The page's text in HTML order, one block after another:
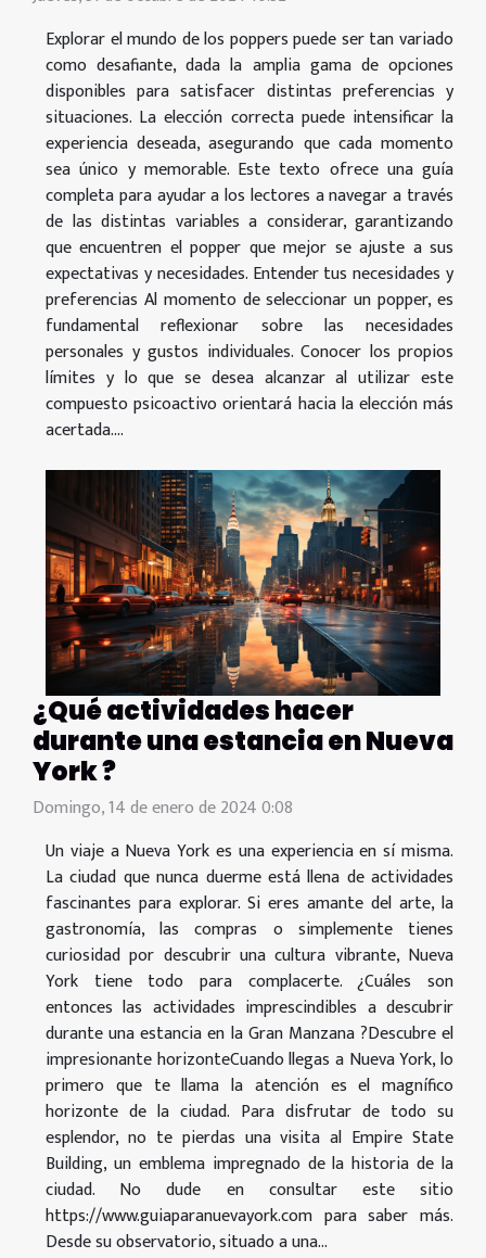
Explorar el mundo de los poppers puede ser tan variado
como desafiante, dada la amplia gama de opciones
disponibles para satisfacer distintas preferencias y
situaciones. La elección correcta puede intensificar la
experiencia deseada, asegurando que cada momento
sea único y memorable. Este texto ofrece una guía
completa para ayudar a los lectores a navegar a través
de las distintas variables a considerar, garantizando
que encuentren el popper que mejor se ajuste a sus
expectativas y necesidades. Entender tus necesidades y
preferencias Al momento de seleccionar un popper, es
fundamental reflexionar sobre las necesidades
personales y gustos individuales. Conocer los propios
límites y lo que se desea alcanzar al utilizar este
compuesto psicoactivo orientará hacia la elección más
acertada....
¿Qué actividades hacer
durante una estancia en Nueva
York ?
Domingo, 14 de enero de 2024 0:08
Un viaje a Nueva York es una experiencia en sí misma.
La ciudad que nunca duerme está llena de actividades
fascinantes para explorar. Si eres amante del arte, la
gastronomía, las compras o simplemente tienes
curiosidad por descubrir una cultura vibrante, Nueva
York tiene todo para complacerte. ¿Cuáles son
entonces las actividades imprescindibles a descubrir
durante una estancia en la Gran Manzana ?Descubre el
impresionante horizonteCuando llegas a Nueva York, lo
primero que te llama la atención es el magnífico
horizonte de la ciudad. Para disfrutar de todo su
esplendor, no te pierdas una visita al Empire State
Building, un emblema impregnado de la historia de la
ciudad. No dude en consultar este sitio
https://www.guiaparanuevayork.com para saber más.
Desde su observatorio, situado a una...